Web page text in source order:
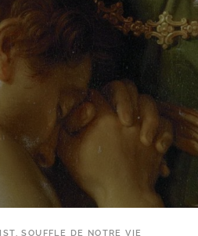
SOUFFLE DE NOTRE VIE